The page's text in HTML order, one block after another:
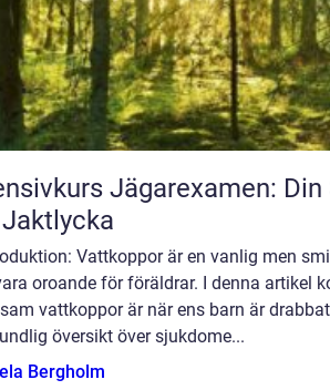
Jägarexamen: Din
Vattkoppor är en vanlig men
oroande för föräldrar. I denna artikel
vattkoppor är när ens barn är
översikt över sjukdome...
Bergholm